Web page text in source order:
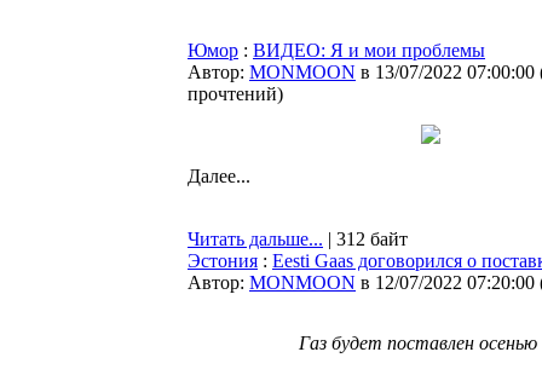
Юмор : ВИДЕО: Я и мои проблемы
Автор: MONMOON в 13/07/2022 07:00:00
прочтений)
Далее...
Читать дальше... | 312 байт
Эстония : Eesti Gaas договорился о
Автор: MONMOON в 12/07/2022 07:20:00
Газ будет поставлен